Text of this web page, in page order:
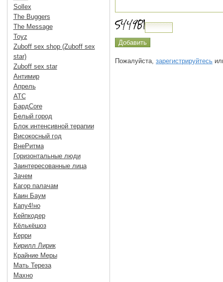
Пожалуйста, зарегистрируйтесь
Sollex
The Buggers
The Message
Toyz
Zuboff sex shop (Zuboff sex
star)
Zuboff sex star
Антимир
Апрель
АТС
БардCore
Белый город
Блок интенсивной терапии
Високосный год
ВнеРитма
Горизонтальные люди
Заинтересованные лица
Зачем
Кагор палачам
Каин Баум
Капу4!но
Кейпкодер
Кёлькёшоз
Керри
Кирилл Лирик
Крайние Меры
Мать Тереза
Махно